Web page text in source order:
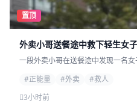
置顶
外卖小哥送餐途中救下轻生女
一段外卖小哥在送餐途中发现一名
#正能量
#外卖
#救人
3小时前